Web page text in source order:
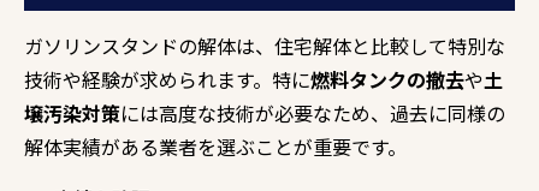
ガソリンスタンドの解体は、住宅解体と比較して特別な
技術や経験が求められます。特に燃料タンクの撤去や土
壌汚染対策には高度な技術が必要なため、過去に同様の
解体実績がある業者を選ぶことが重要です。